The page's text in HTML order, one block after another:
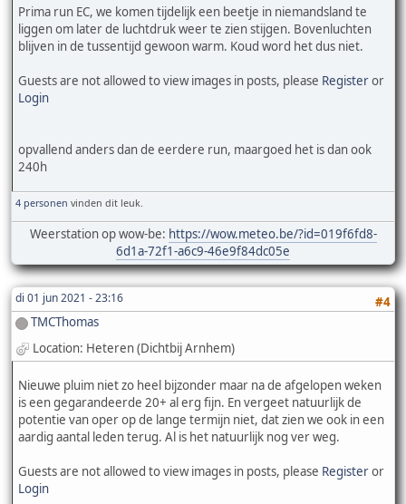
Prima run EC, we komen tijdelijk een beetje in niemandsland te
liggen om later de luchtdruk weer te zien stijgen. Bovenluchten
blijven in de tussentijd gewoon warm. Koud word het dus niet.
Guests are not allowed to view images in posts, please Registeror
Login
opvallend anders dan de eerdere run, maargoed het is dan ook
240h
4 personen vinden dit leuk.
Weerstation op wow-be: https://wow.meteo.be/?id=019f6fd8-
6d1a-72f1-a6c9-46e9f84dc05e
di 01 jun 2021 - 23:16
#4
TMCThomas
Location: Heteren (Dichtbij Arnhem)
Nieuwe pluim niet zo heel bijzonder maar na de afgelopen weken
is een gegarandeerde 20+ al erg fijn. En vergeet natuurlijk de
potentie van oper op de lange termijn niet, dat zien we ook in een
aardig aantal leden terug. Al is het natuurlijk nog ver weg.
Guests are not allowed to view images in posts, please Registeror
Login